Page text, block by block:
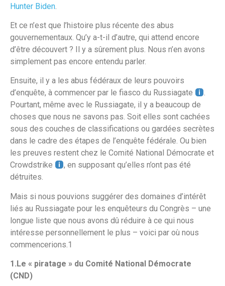
Hunter Biden
Et ce n’est que l’histoire plus récente des abus
gouvernementaux. Qu’y a-t-il d’autre, qui attend encore
d’être découvert ? Il y a sûrement plus. Nous n’en avons
simplement pas encore entendu parler.
Ensuite, il y a les abus fédéraux de leurs pouvoirs
d’enquête, à commencer par le fiasco du Russiagate
.
Pourtant, même avec le Russiagate, il y a beaucoup de
choses que nous ne savons pas. Soit elles sont cachées
sous des couches de classifications ou gardées secrètes
dans le cadre des étapes de l’enquête fédérale. Ou bien
les preuves restent chez le Comité National Démocrate et
Crowdstrike
, en supposant qu’elles n’ont pas été
détruites.
Mais si nous pouvions suggérer des domaines d’intérêt
liés au Russiagate pour les enquêteurs du Congrès – une
longue liste que nous avons dû réduire à ce qui nous
intéresse personnellement le plus – voici par où nous
commencerions.1
1.Le « piratage » du Comité National Démocrate
(CND)